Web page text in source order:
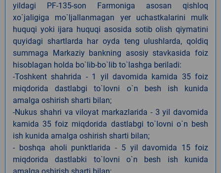
yildagi PF-135-son Farmoniga asosan qishloq
xo`jaligiga mo`ljallanmagan yer uchastkalarini mulk
huquqi yoki ijara huquqi asosida sotib olish qiymatini
quyidagi shartlarda har oyda teng ulushlarda, qoldiq
summaga Markaziy bankning asosiy stavkasida foiz
hisoblagan holda bo`lib-bo`lib to`lashga beriladi:
-Toshkent shahrida - 1 yil davomida kamida 35 foiz
miqdorida dastlabgi to`lovni o`n besh ish kunida
amalga oshirish sharti bilan;
-Nukus shahri va viloyat markazlarida - 3 yil davomida
kamida 35 foiz miqdorida dastlabgi to`lovni o`n besh
ish kunida amalga oshirish sharti bilan;
- boshqa aholi punktlarida - 5 yil davomida 15 foiz
miqdorida dastlabki to`lovni o`n besh ish kunida